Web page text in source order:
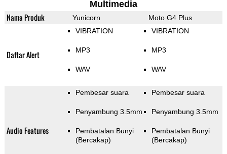
Multimedia
Nama Produk Yunicorn Moto G4 Plus
Daftar Alert
VIBRATION
MP3
WAV
VIBRATION
MP3
WAV
Audio Features
Pembesar suara
Penyambung 3.5mm
Pembatalan Bunyi
(Bercakap)
Pembesar suara
Penyambung 3.5mm
Pembatalan Bunyi
(Bercakap)